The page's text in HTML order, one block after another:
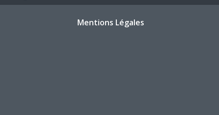
Mentions Légales